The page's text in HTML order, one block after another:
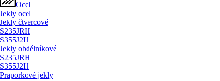
Ocel
Jekly ocel
Jekly čtvercové
S235JRH
S355J2H
Jekly obdélníkové
S235JRH
S355J2H
Praporkové jekly